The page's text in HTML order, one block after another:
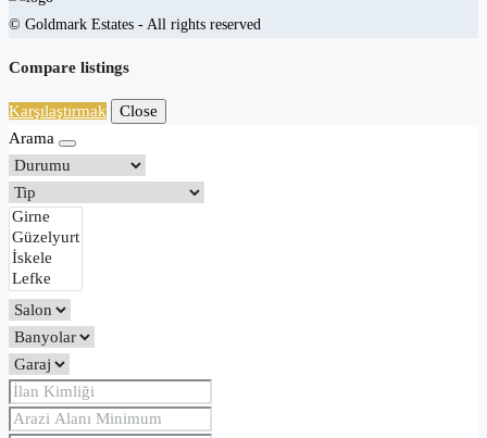
© Goldmark Estates - All rights reserved
Compare listings
Karşılaştırmak
Close
Arama